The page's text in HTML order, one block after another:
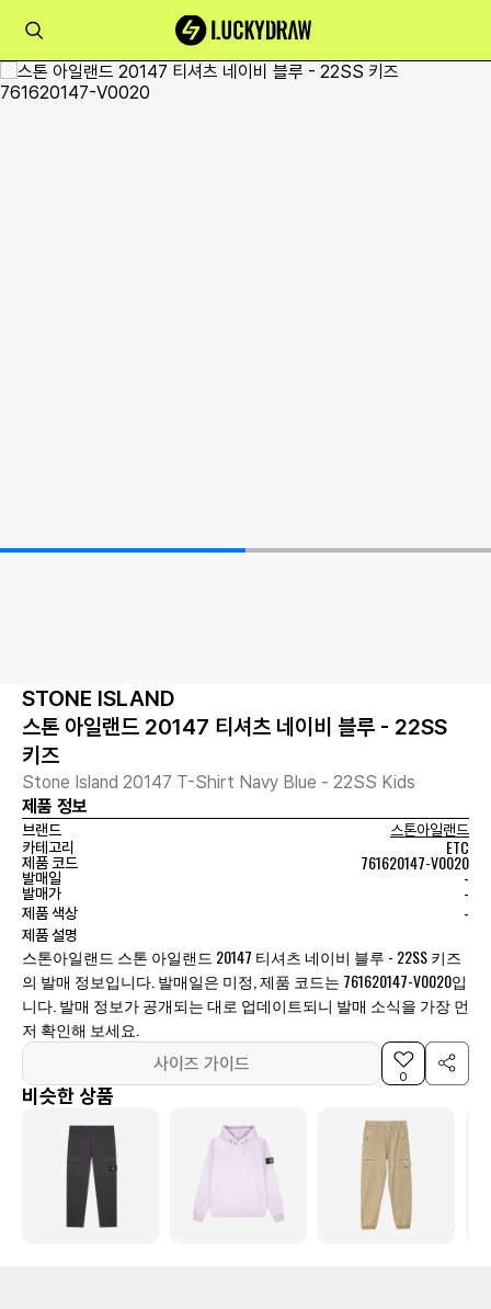
STONE ISLAND
스톤 아일랜드 20147 티셔츠 네이비 블루 - 22SS
키즈
Stone Island 20147 T-Shirt Navy Blue - 22SS Kids
제품 정보
브랜드
스톤아일랜드
카테고리
ETC
제품 코드 761620147-V0020
발매일 -
발매가 -
제품 색상 -
제품 설명
스톤아일랜드 스톤 아일랜드 20147 티셔츠 네이비 블루 - 22SS 키즈
의 발매 정보입니다. 발매일은 미정, 제품 코드는 761620147-V0020입
니다. 발매 정보가 공개되는 대로 업데이트되니 발매 소식을 가장 먼
저 확인해 보세요.
사이즈 가이드
0
비슷한 상품